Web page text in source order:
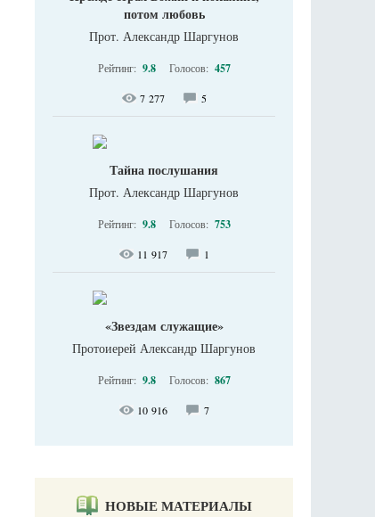
потом любовь
Прот. Александр Шаргунов
Рейтинг: 9.8 Голосов: 457
7 277 5
Тайна послушания
Прот. Александр Шаргунов
Рейтинг: 9.8 Голосов: 753
11 917 1
«Звездам служащие»
Протоиерей Александр Шаргунов
Рейтинг: 9.8 Голосов: 867
10 916 7
НОВЫЕ МАТЕРИАЛЫ